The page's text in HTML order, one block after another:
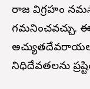
రాజ విగ్రహం
గమనించవచ్చు.
నిధిదేవతలను